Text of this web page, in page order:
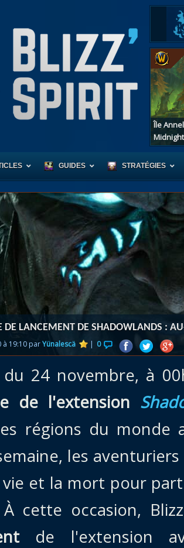
Île
Midnight
GUIDES
Coeur
Races
alliées
des îles
Uldum
Val
STRATÉGIES
DE LANCEMENT DE SHADOWLANDS :
à 19:10 parYünalescä | 0
24 novembre, à
de l'extension
régions du monde
les
et la mort pour
À cette occasion,
de l'extension